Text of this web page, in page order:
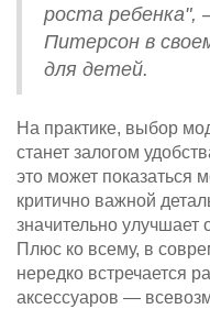
роста
Питерсон в
для детей.
На практике, выбор
станет залогом
это может показаться
критично важной
значительно улучшает
Плюс ко всему, в
нередко встречается
аксессуаров —